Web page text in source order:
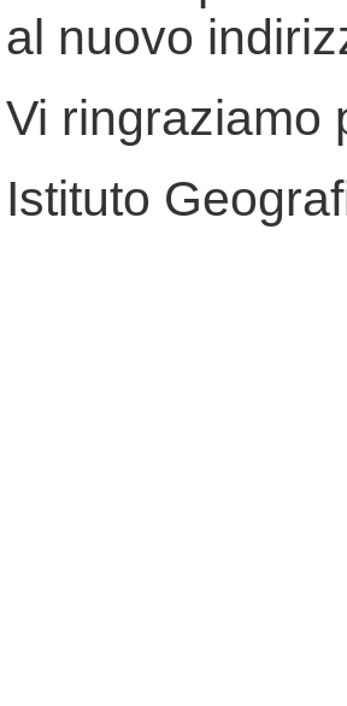
al nuovo
Vi ringraziamo
Istituto